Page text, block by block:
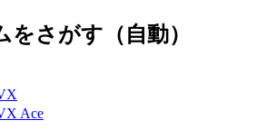
さがす（自動）
Ace